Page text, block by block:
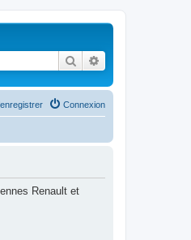
Rechercher
Connexion
Renault et